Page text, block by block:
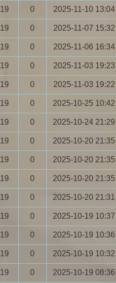
19 0 2025-11-10 13:04
19 0 2025-11-07 15:32
19 0 2025-11-06 16:34
19 0 2025-11-03 19:23
19 0 2025-11-03 19:22
19 0 2025-10-25 10:42
19 0 2025-10-24 21:29
19 0 2025-10-20 21:35
19 0 2025-10-20 21:35
19 0 2025-10-20 21:35
19 0 2025-10-20 21:31
19 0 2025-10-19 10:37
19 0 2025-10-19 10:36
19 0 2025-10-19 10:32
19 0 2025-10-19 08:36